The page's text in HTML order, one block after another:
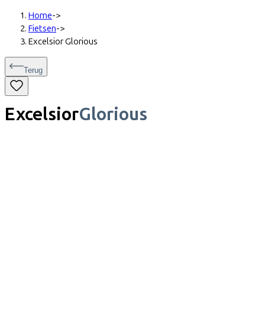
Home->
Fietsen->
Excelsior Glorious
Terug
ExcelsiorGlorious